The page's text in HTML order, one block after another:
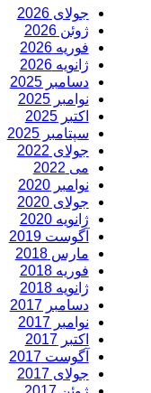
جولای 2026
ژوئن 2026
فوریه 2026
ژانویه 2026
دسامبر 2025
نوامبر 2025
اکتبر 2025
سپتامبر 2025
جولای 2022
می 2022
نوامبر 2020
جولای 2020
ژانویه 2020
آگوست 2019
مارس 2018
فوریه 2018
ژانویه 2018
دسامبر 2017
نوامبر 2017
اکتبر 2017
آگوست 2017
جولای 2017